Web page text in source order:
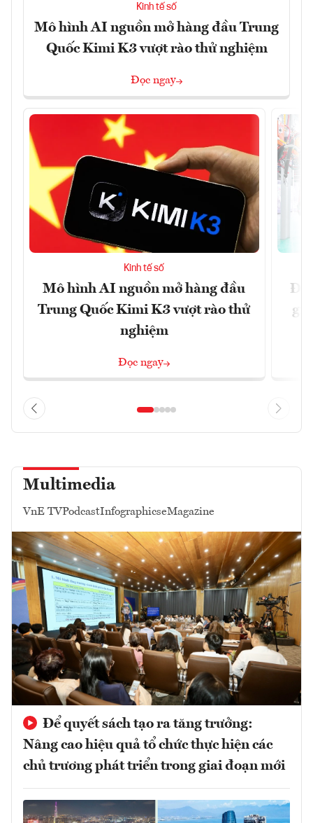
Kinh tế số
Mô hình AI nguồn mở hàng đầu Trung
Quốc Kimi K3 vượt rào thử nghiệm
Đọc ngay
Kinh tế số
Mô hình AI nguồn mở hàng đầu
Trung Quốc Kimi K3 vượt rào thử
nghiệm
Đọc ngay
Đề
Multimedia
VnE TVPodcastInfographicseMagazine
Để quyết sách tạo ra tăng trưởng:
Nâng cao hiệu quả tổ chức thực hiện các
chủ trương phát triển trong giai đoạn mới